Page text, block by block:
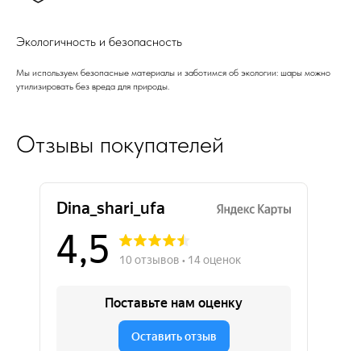
Экологичность и безопасность
Мы используем безопасные материалы и заботимся об экологии: шары можно
утилизировать без вреда для природы.
Отзывы покупателей